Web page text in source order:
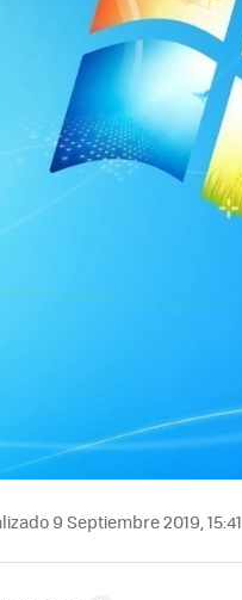
9 Septiembre 2019, 15:41